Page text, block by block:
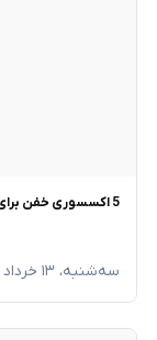
5 اکسسوری خفن برای هدیه تولد که همه عاشقش میشن
سه‌شنبه، ۱۳ خرداد ۱۴۰۴